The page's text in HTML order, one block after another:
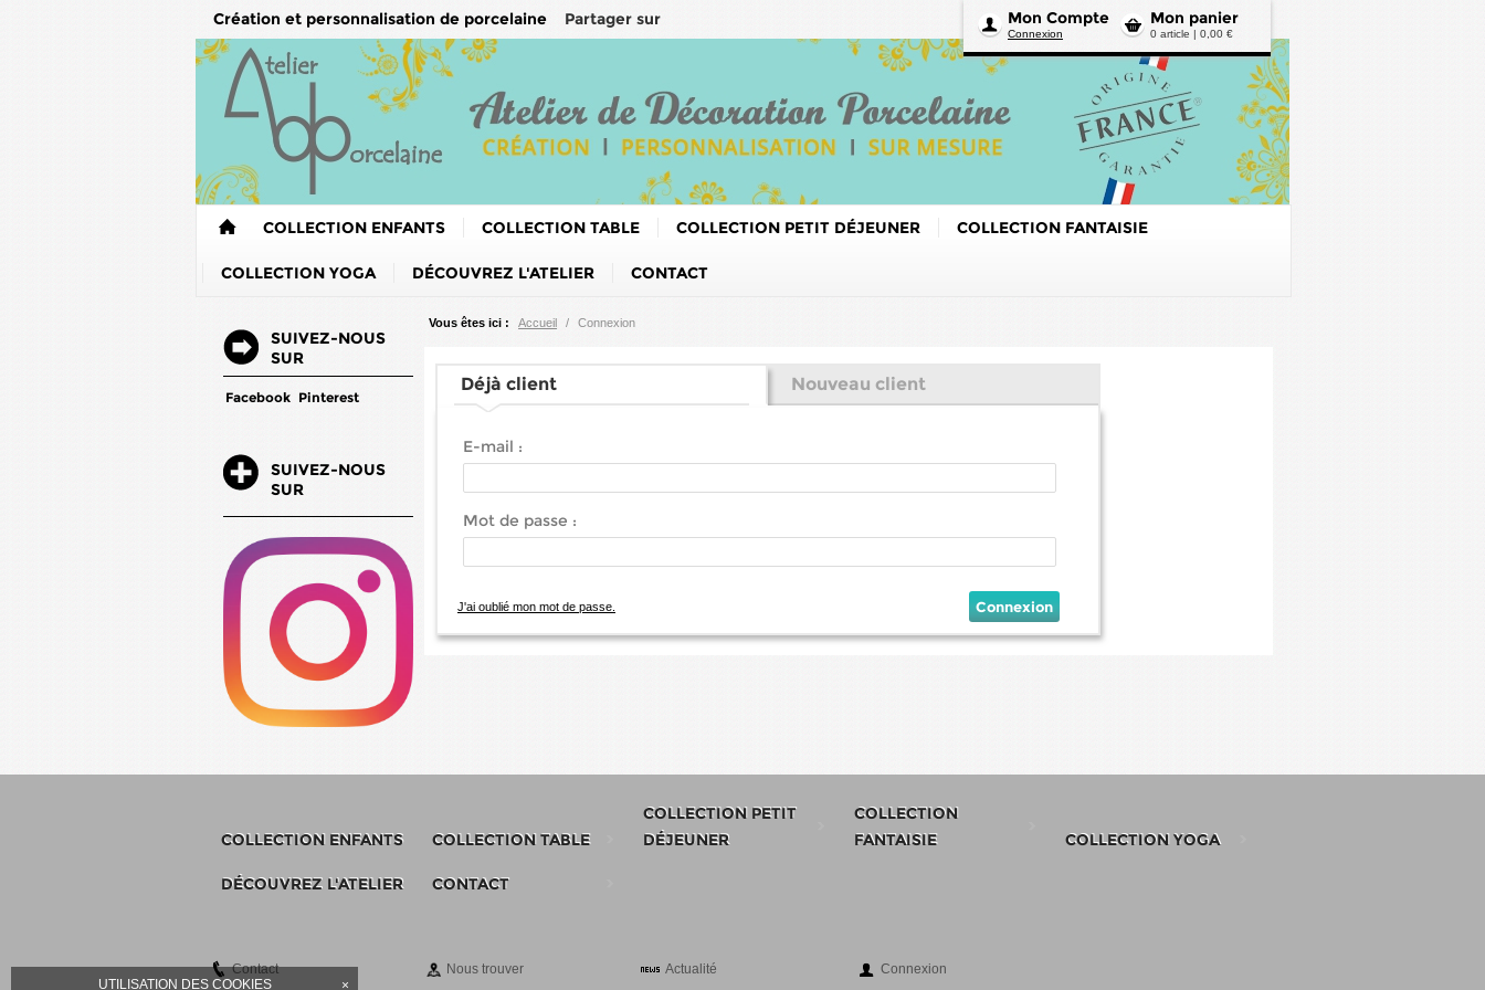
Mon panier
0 article | 0,00 €
Mon Compte
Connexion
Création et personnalisation de porcelaine Partager sur
COLLECTION ENFANTS COLLECTION TABLE COLLECTION PETIT DÉJEUNER COLLECTION FANTAISIE
COLLECTION YOGA DÉCOUVREZ L'ATELIER CONTACT
UTILISATION DES COOKIES ×
SUIVEZ-NOUS
SUR
Facebook Pinterest
SUIVEZ-NOUS
SUR
Vous êtes ici : Accueil / Connexion
Déjà client Nouveau client
E-mail :
Mot de passe :
Connexion
J'ai oublié mon mot de passe.
COLLECTION ENFANTS COLLECTION TABLE
COLLECTION PETIT
DÉJEUNER
COLLECTION
FANTAISIE
COLLECTION YOGA
DÉCOUVREZ L'ATELIER CONTACT
Contact Nous trouver Actualité Connexion